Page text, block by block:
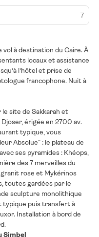
7
à destination du Caire. À
locaux et assistance
l’hôtel et prise de
francophone. Nuit à
site de Sakkarah et
érigée en 2700 av.
typique, vous
Absolue" : le plateau de
ses pyramides : Khéops,
des 7 merveilles du
rose et Mykérinos
toutes gardées par le
sculpture monolithique
typique puis transfert à
Installation à bord de
Simbel